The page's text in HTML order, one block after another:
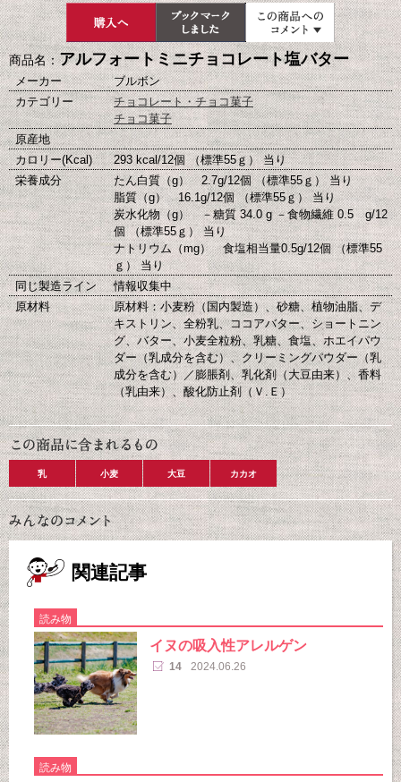
商品名：アルフォートミニチョコレート塩バター
メーカー
ブルボン
カテゴリー
チョコレート・チョコ菓子
チョコ菓子
原産地
カロリー(Kcal)
293 kcal/12個 （標準55ｇ） 当り
栄養成分
たん白質（g） 2.7g/12個 （標準55ｇ） 当り
脂質（g） 16.1g/12個 （標準55ｇ） 当り
炭水化物（g） －糖質 34.0 g －食物繊維 0.5 g/12
個 （標準55ｇ） 当り
ナトリウム（mg） 食塩相当量0.5g/12個 （標準55
ｇ） 当り
同じ製造ライン
情報収集中
原材料
原材料：小麦粉（国内製造）、砂糖、植物油脂、デ
キストリン、全粉乳、ココアバター、ショートニン
グ、バター、小麦全粒粉、乳糖、食塩、ホエイパウ
ダー（乳成分を含む）、クリーミングパウダー（乳
成分を含む）／膨脹剤、乳化剤（大豆由来）、香料
（乳由来）、酸化防止剤（Ｖ.Ｅ）
乳 小麦 大豆 カカオ
関連記事
読み物
イヌの吸入性アレルゲン
14 2024.06.26
読み物